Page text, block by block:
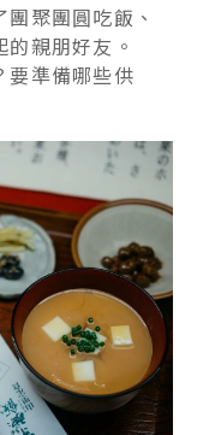
聚團圓吃飯、
親朋好友。
要準備哪些供